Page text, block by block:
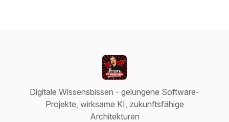
Digitale Wissensbissen - gelungene Software-
Projekte, wirksame KI, zukunftsfähige
Architekturen